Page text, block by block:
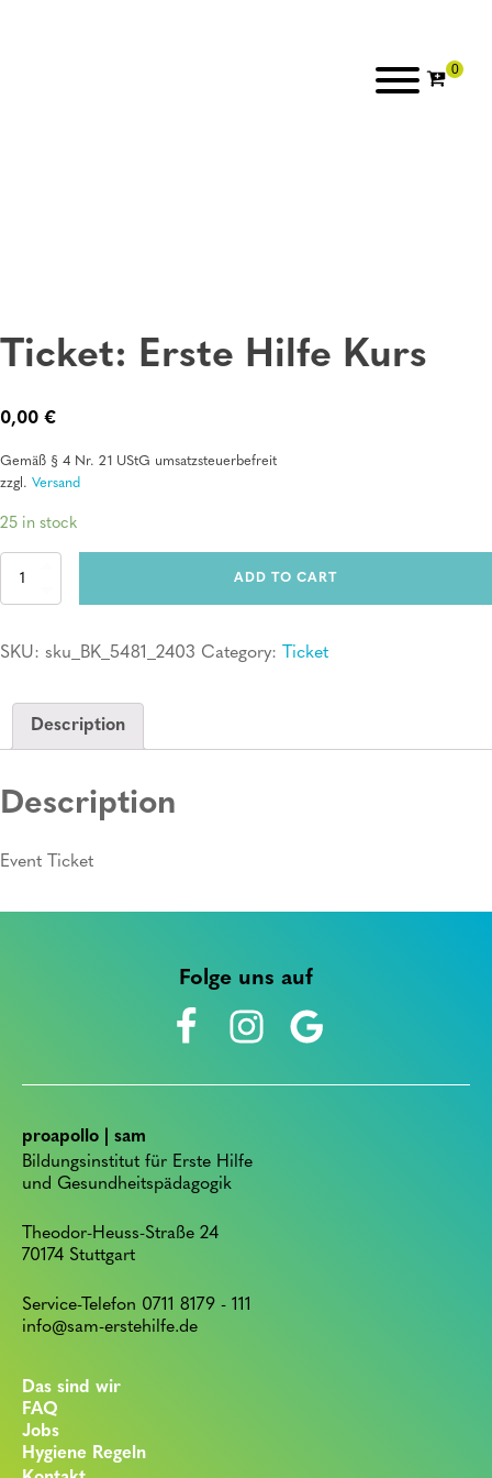
Ticket: Erste Hilfe Kurs
0,00 €
Gemäß § 4 Nr. 21 UStG umsatzsteuerbefreit
zzgl. Versand
25 in stock
Ticket:
quantity
ADD TO CART
SKU: sku_BK_5481_2403 Category: Ticket
Description
Description
Event Ticket
Folge uns auf
proapollo | sam
Bildungsinstitut für Erste Hilfe
und Gesundheitspädagogik
Theodor-Heuss-Straße 24
70174 Stuttgart
Service-Telefon 0711 8179 - 111
info@sam-erstehilfe.de
Das sind wir
FAQ
Jobs
Hygiene Regeln